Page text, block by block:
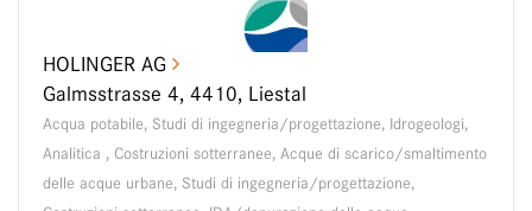
HOLINGER AG
Galmsstrasse 4, 4410, Liestal
Acqua potabile, Studi di ingegneria/progettazione, Idrogeologi,
Analitica , Costruzioni sotterranee, Acque di scarico/smaltimento
delle acque urbane, Studi di ingegneria/progettazione,